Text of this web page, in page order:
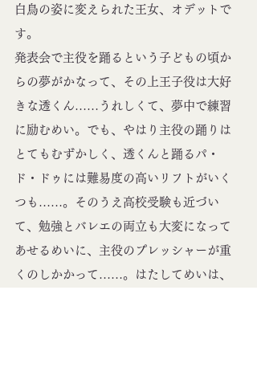
白鳥の姿に変えられた王女、オデットで
す。
発表会で主役を踊るという子どもの頃か
らの夢がかなって、その上王子役は大好
きな透くん……うれしくて、夢中で練習
に励むめい。でも、やはり主役の踊りは
とてもむずかしく、透くんと踊るパ・
ド・ドゥには難易度の高いリフトがいく
つも……。そのうえ高校受験も近づい
て、勉強とバレエの両立も大変になって
あせるめいに、主役のプレッシャーが重
くのしかかって……。はたしてめいは、